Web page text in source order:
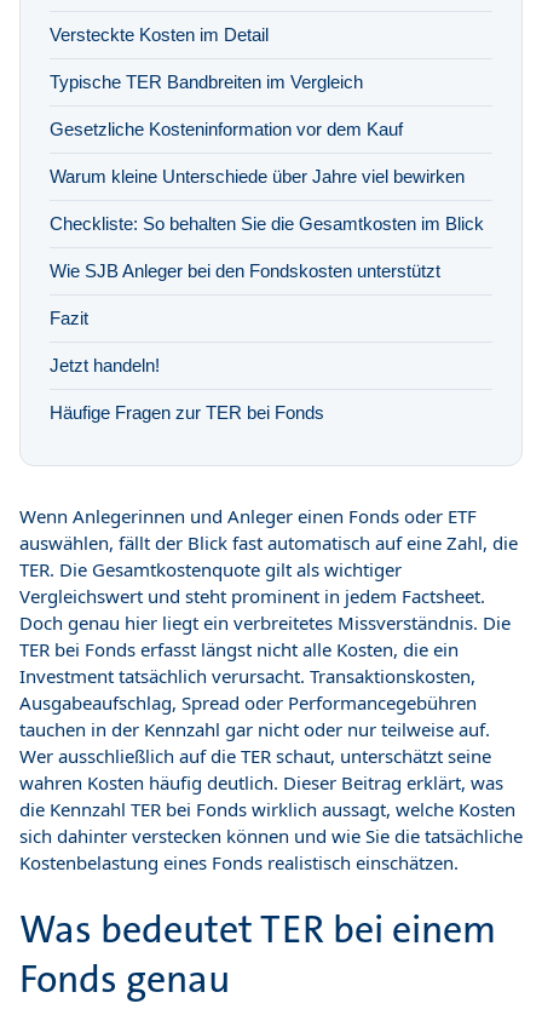
Versteckte Kosten im Detail
Typische TER Bandbreiten im Vergleich
Gesetzliche Kosteninformation vor dem Kauf
Warum kleine Unterschiede über Jahre viel bewirken
Checkliste: So behalten Sie die Gesamtkosten im Blick
Wie SJB Anleger bei den Fondskosten unterstützt
Fazit
Jetzt handeln!
Häufige Fragen zur TER bei Fonds
Wenn Anlegerinnen und Anleger einen Fonds oder ETF
auswählen, fällt der Blick fast automatisch auf eine Zahl, die
TER. Die Gesamtkostenquote gilt als wichtiger
Vergleichswert und steht prominent in jedem Factsheet.
Doch genau hier liegt ein verbreitetes Missverständnis. Die
TER bei Fonds erfasst längst nicht alle Kosten, die ein
Investment tatsächlich verursacht. Transaktionskosten,
Ausgabeaufschlag, Spread oder Performancegebühren
tauchen in der Kennzahl gar nicht oder nur teilweise auf.
Wer ausschließlich auf die TER schaut, unterschätzt seine
wahren Kosten häufig deutlich. Dieser Beitrag erklärt, was
die Kennzahl TER bei Fonds wirklich aussagt, welche Kosten
sich dahinter verstecken können und wie Sie die tatsächliche
Kostenbelastung eines Fonds realistisch einschätzen.
Was bedeutet TER bei einem
Fonds genau